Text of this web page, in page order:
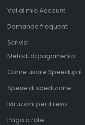
Vai al mio Account
Domande frequenti
Scrivici
Metodi di pagamento
Come usare Speedup.it
Spese di spedizione
Istruzioni per il reso
Paga a rate